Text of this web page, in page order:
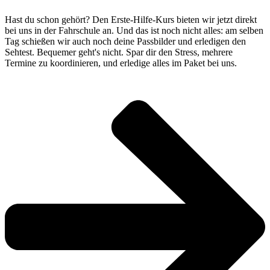
Hast du schon gehört? Den Erste-Hilfe-Kurs bieten wir jetzt direkt
bei uns in der Fahrschule an. Und das ist noch nicht alles: am selben
Tag schießen wir auch noch deine Passbilder und erledigen den
Sehtest. Bequemer geht's nicht. Spar dir den Stress, mehrere
Termine zu koordinieren, und erledige alles im Paket bei uns.